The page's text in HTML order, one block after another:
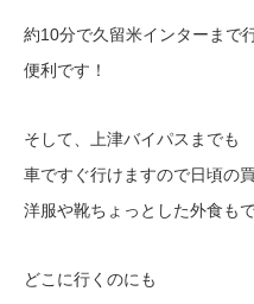
約10分で久留米インターまで
便利です！
そして、上津バイパスまでも
車ですぐ行けますので日頃の
洋服や靴ちょっとした外食もで
どこに行くのにも